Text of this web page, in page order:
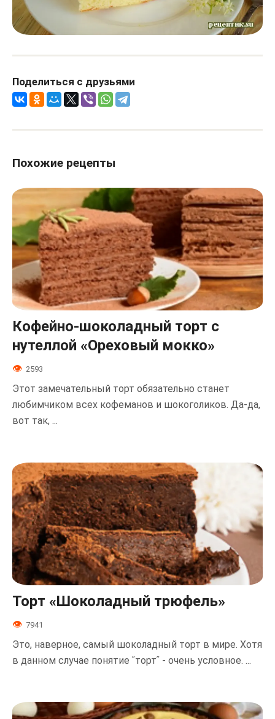
Поделиться с друзьями
Похожие рецепты
Кофейно-шоколадный торт с
нутеллой «Ореховый мокко»
2593
Этот замечательный торт обязательно станет
любимчиком всех кофеманов и шокоголиков. Да-да,
вот так, ...
Торт «Шоколадный трюфель»
7941
Это, наверное, самый шоколадный торт в мире. Хотя
в данном случае понятие ʺтортʺ - очень условное. ...